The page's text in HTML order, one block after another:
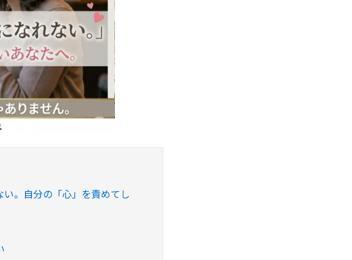
い。自分の「心」を責めてし